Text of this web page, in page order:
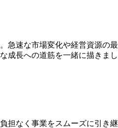
速な市場変化や経営資源の
長への道筋を一緒に描きま
なく事業をスムーズに引き